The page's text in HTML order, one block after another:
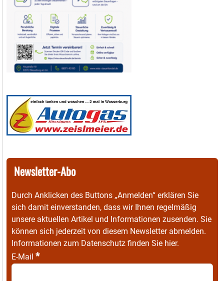
Newsletter-Abo
Durch Anklicken des Buttons „Anmelden“ erklären Sie
sich damit einverstanden, dass wir Ihnen regelmäßig
unsere aktuellen Artikel und Informationen zusenden. Sie
können sich jederzeit von diesem Newsletter abmelden.
Informationen zum Datenschutz finden Sie hier.
E-Mail *